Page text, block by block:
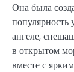
Она была
популярность
ангеле,
в открытом
вместе с